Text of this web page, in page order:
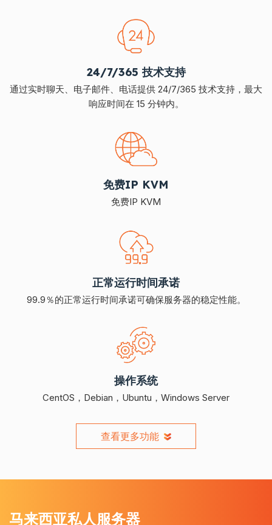
24/7/365 技术支持
通过实时聊天、电子邮件、电话提供 24/7/365 技术支持，最大
响应时间在 15 分钟内。
免费IP KVM
免费IP KVM
正常运行时间承诺
99.9％的正常运行时间承诺可确保服务器的稳定性能。
操作系统
CentOS，Debian，Ubuntu，Windows Server
查看更多功能
马来西亚私人服务器